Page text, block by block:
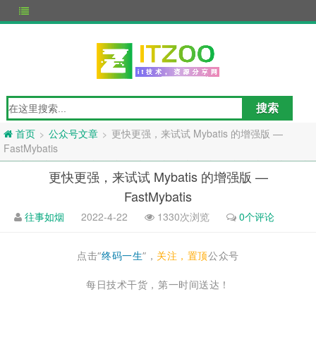
首页 > 公众号文章 > 更快更强，来试试 Mybatis 的增强版 —
FastMybatis
更快更强，来试试 Mybatis 的增强版 —
FastMybatis
往事如烟 2022-4-22 1330次浏览 0个评论
点击“终码一生”， 关注，置顶公众号
每日技术干货，第一时间送达！